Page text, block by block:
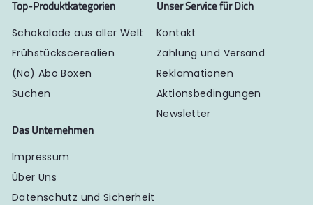
Top-Produktkategorien
Schokolade aus aller Welt
Frühstückscerealien
(No) Abo Boxen
Suchen
Unser Service für Dich
Kontakt
Zahlung und Versand
Reklamationen
Aktionsbedingungen
Newsletter
Das Unternehmen
Impressum
Über Uns
Datenschutz und Sicherheit